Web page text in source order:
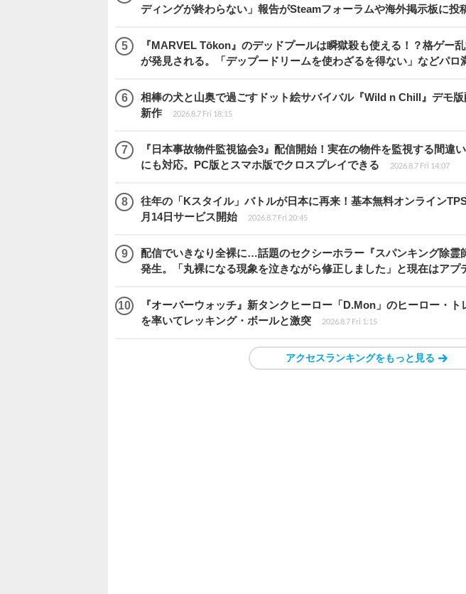
ディングが終わらない」報告がSteamフォーラムや海外掲示板に投
『MARVEL Tōkon』のデッドプールは瞬獄殺も使える！？格ゲー
が発見される。「デップードリームを使わざるを得ない」などパロ
相棒の犬と山奥で過ごすドット絵サバイバル『Wild n Chill』デモ
新作
2026.8.7 Fri 18:15
『日本事故物件監視協会3』配信開始！実在の物件を監視する間違
にも対応。PC版とスマホ版でクロスプレイできる
2026.8.7 Fri 14:07
往年の「Kスタイル」バトルが日本に再来！基本無料オンライン
月14日サービス開始
2026.8.7 Fri 20:45
配信でいきなり全裸に…話題のセクシーホラー『スパンキング除霊
発生。「丸裸になる現象を泣きながら修正しました」と現在はアプ
『オーバーウォッチ』新タンクヒーロー「D.Mon」のヒーロー・
を率いてレッキング・ボールと激突
2026.8.7 Fri 1:15
アクセスランキングをもっと見る